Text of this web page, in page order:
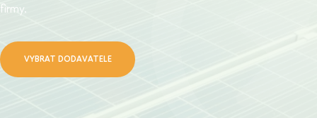
firmy.
VYBRAT DODAVATELE